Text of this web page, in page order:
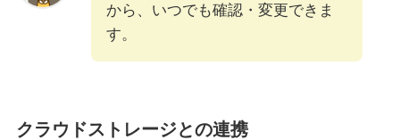
から、いつでも確認・変更できま
す。
クラウドストレージとの連携